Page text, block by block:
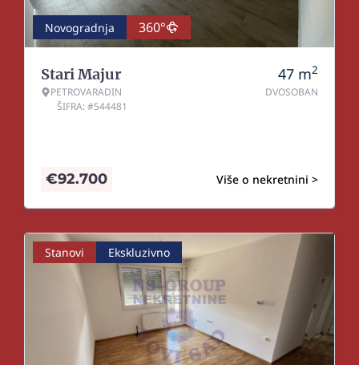
Novogradnja 360°
Stari Majur
PETROVARADIN
ŠIFRA: #544481
47 m2
DVOSOBAN
Više o nekretnini >
€92.700
Stanovi Ekskluzivno